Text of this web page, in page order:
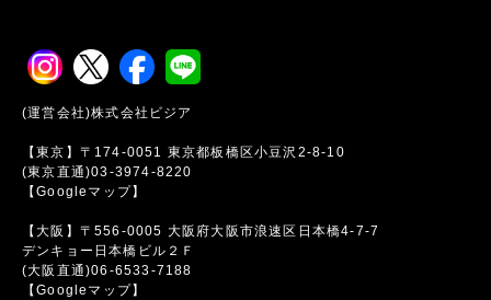
(運営会社)株式会社ビジア
【東京】〒174-0051 東京都板橋区小豆沢2-8-10
(東京直通)03-3974-8220
【Googleマップ】
【大阪】〒556-0005 大阪府大阪市浪速区日本橋4-7-7
デンキョー日本橋ビル２Ｆ
(大阪直通)06-6533-7188
【Googleマップ】